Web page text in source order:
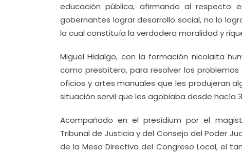
educación pública, afirmando al respecto
gobernantes lograr desarrollo social, no lo
la cual constituía la verdadera moralidad y
Miguel Hidalgo, con la formación nicolaita
como presbítero, para resolver los
oficios y artes manuales que les produjeran
situación servil que les agobiaba desde hacía
Acompañado en el presídium por el
Tribunal de Justicia y del Consejo del Poder
de la Mesa Directiva del Congreso Local, el